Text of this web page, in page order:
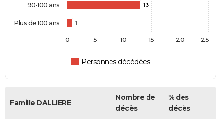
13
1
Personnes décédées
90-100 ans
Plus de 100 ans
0 5 10 15 20 25
Famille DALLIERE
Nombre de
décès
% des
décès